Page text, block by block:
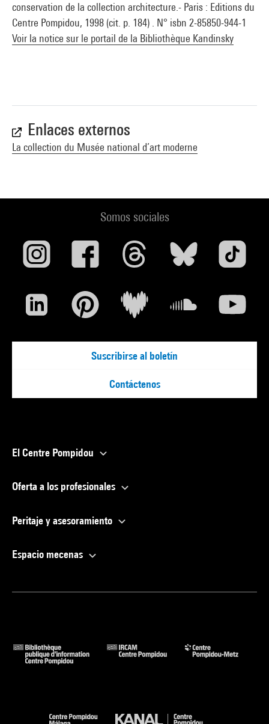
conservation de la collection architecture.- Paris : Editions du
Centre Pompidou, 1998 (cit. p. 184) . N° isbn 2-85850-944-1
Voir la notice sur le portail de la Bibliothèque Kandinsky
Enlaces externos
La collection du Musée national d’art moderne
Somos sociales
Suscribirse al boletín
Contáctenos
El Centre Pompidou
Oferta a los profesionales
Peritaje y asesoramiento
Espacio mecenas